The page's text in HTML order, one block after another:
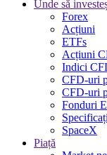
Unde să
Forex
Acțiuni
ETFs
Acțiuni
Indici
CFD-uri
CFD-uri
Fonduri
SpaceX
Piață